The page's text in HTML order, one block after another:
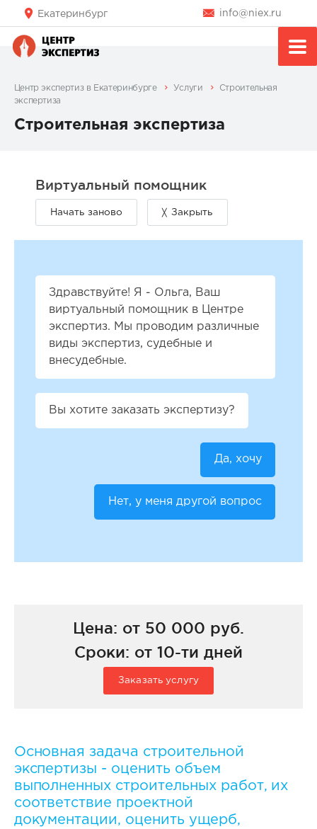
Екатеринбург info@niex.ru
Центр экспертиз в Екатеринбурге Услуги
Строительная
экспертиза
Строительная экспертиза
Здравствуйте! Я - Ольга, Ваш
виртуальный помощник в Центре
экспертиз. Мы проводим различные
виды экспертиз, судебные и
внесудебные.
Вы хотите заказать экспертизу?
Да, хочу
Нет, у меня другой вопрос
Цена: от 50 000 руб.
Сроки: от 10-ти дней
Заказать услугу
Основная задача строительной
экспертизы - оценить объем
выполненных строительных работ, их
соответствие проектной
документации, оценить ущерб,